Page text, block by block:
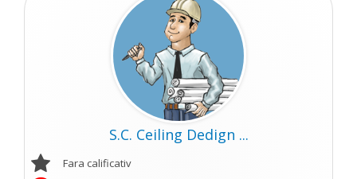
S.C. Ceiling Dedign ...
Fara calificativ